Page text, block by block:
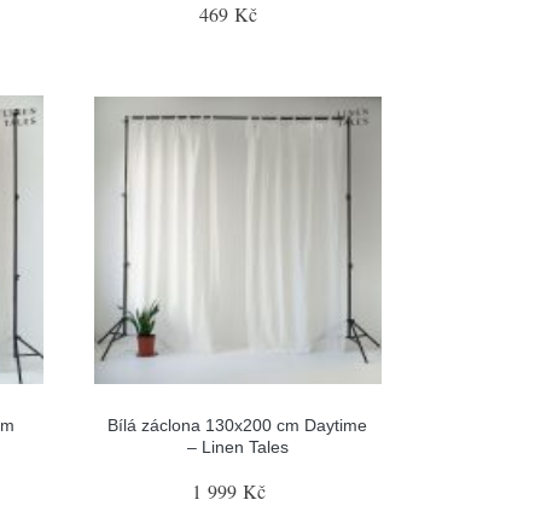
469 Kč
Bílá záclona 130x200 cm Daytime
– Linen Tales
1 999 Kč